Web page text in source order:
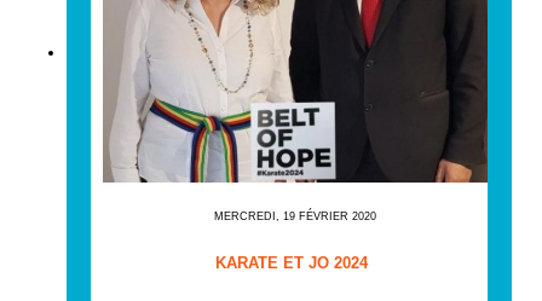
MERCREDI, 19 FÉVRIER 2020
KARATE ET JO 2024